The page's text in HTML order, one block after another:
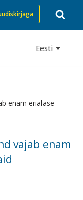
Eesti
enam erialase
vajab enam